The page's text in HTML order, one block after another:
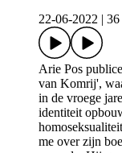
22-06-2022
Arie Pos
van Komrij',
in de vroege
identiteit
me over zijn